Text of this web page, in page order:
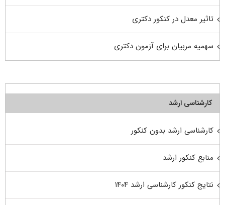
تاثیر معدل در کنکور دکتری
سهمیه مربیان برای آزمون دکتری
کارشناسی ارشد
کارشناسی ارشد بدون کنکور
منابع کنکور ارشد
نتایج کنکور کارشناسی ارشد ۱۴۰۴